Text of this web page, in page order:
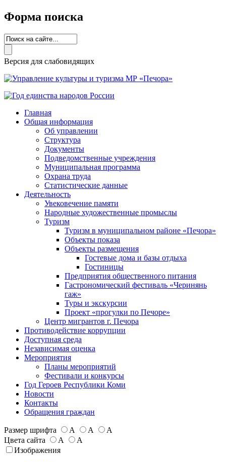
Форма поиска
Версия для слабовидящих
Главная
Общая информация
Об управлении
Структура
Документы
Подведомственные учреждения
Муниципальная программа
Охрана труда
Статистические данные
Деятельность
Увековечение памяти
Народные художественные промыслы
Туризм
Туризм в муниципальном районе «Печора»
Объекты показа
Объекты размещения
Гостевые дома и базы отдыха
Гостиницы
Предприятия общественного питания
Гастрономический фестиваль «Черинянь
гаж»
Туры и экскурсии
Проект «прогулки по Печоре»
Центр мигрантов г. Печора
Противодействие коррупции
Доступная среда
Независимая оценка
Мероприятия
Планы мероприятий
Фестивали и конкурсы
Год Героев Республики Коми
Новости
Контакты
Обращения граждан
Размер шрифта А А
А
Цвета сайта
А
А
Изображения